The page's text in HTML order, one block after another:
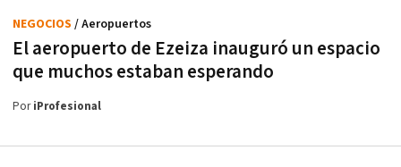
El aeropuerto de Ezeiza inauguró un espacio
que muchos estaban esperando
NEGOCIOS / Aeropuertos
PoriProfesional